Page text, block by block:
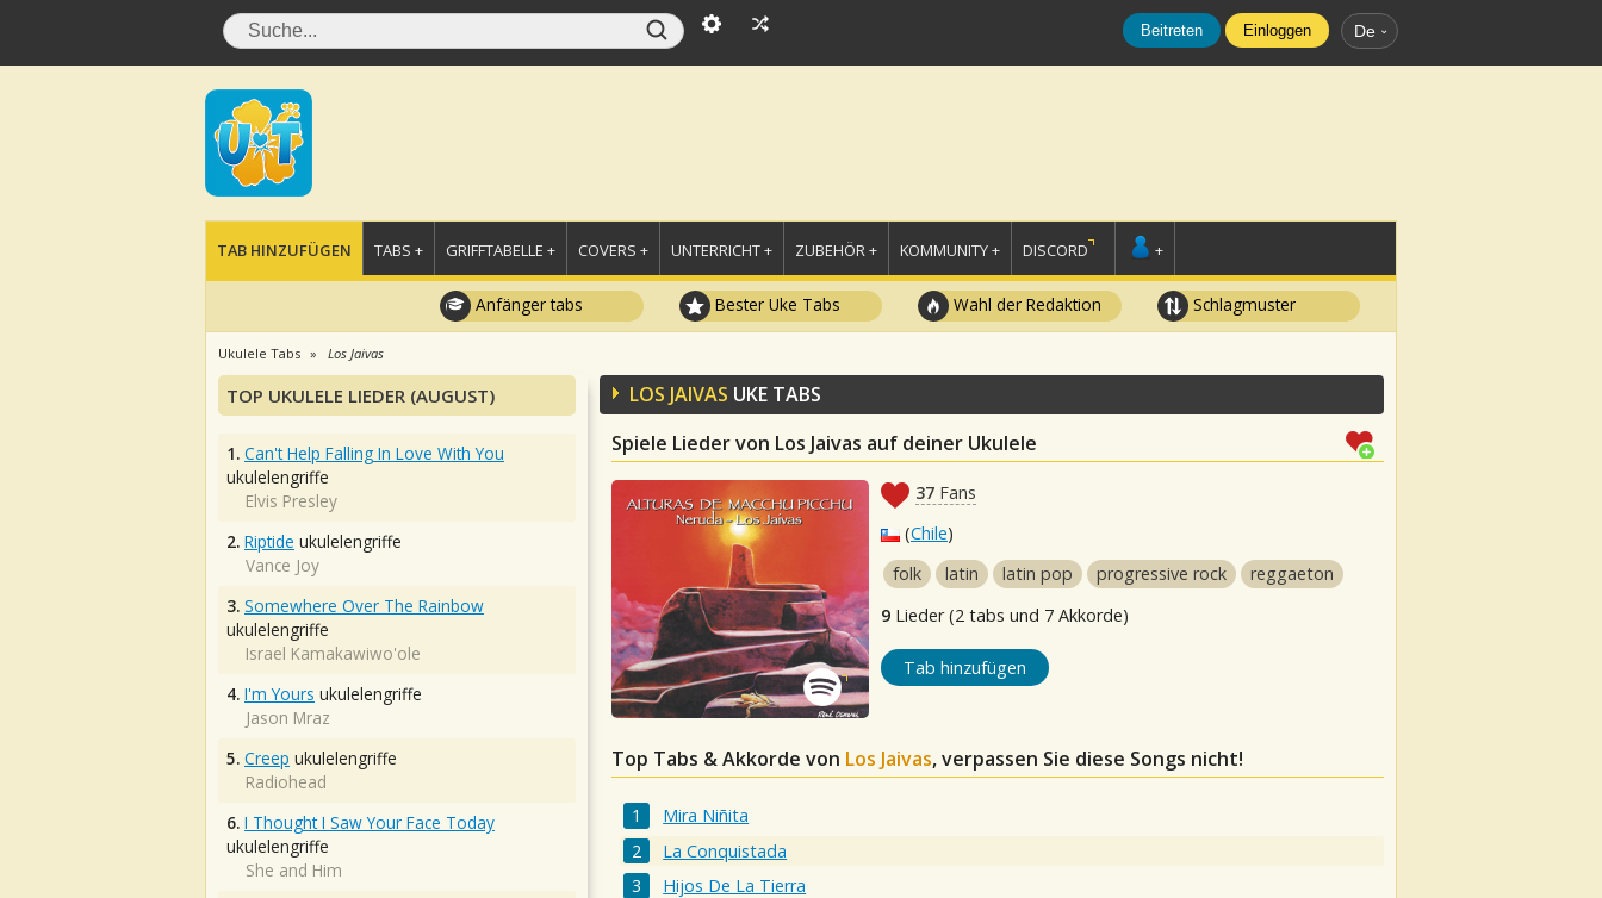
Beitreten Einloggen De
TAB HINZUFÜGEN TABS + GRIFFTABELLE + COVERS + UNTERRICHT + ZUBEHÖR + KOMMUNITY + DISCORD +
Anfänger tabs Bester Uke Tabs Wahl der Redaktion Schlagmuster
Ukulele Tabs Los Jaivas
LOS JAIVAS UKE TABS
Spiele Lieder von Los Jaivas auf deiner Ukulele
37 Fans
(Chile)
folk
latin latin pop progressive rock
reggaeton
9 Lieder (2 tabs und 7 Akkorde)
Tab hinzufügen
Top Tabs & Akkorde von Los Jaivas, verpassen Sie diese Songs nicht!
Mira Niñita
La Conquistada
Hijos De La Tierra
TOP UKULELE LIEDER (AUGUST)
1. Can't Help Falling In Love With You
ukulelengriffe
Elvis Presley
2. Riptide ukulelengriffe
Vance Joy
3. Somewhere Over The Rainbow
ukulelengriffe
Israel Kamakawiwo'ole
4. I'm Yours ukulelengriffe
Jason Mraz
5. Creep ukulelengriffe
Radiohead
6. I Thought I Saw Your Face Today
ukulelengriffe
She and Him